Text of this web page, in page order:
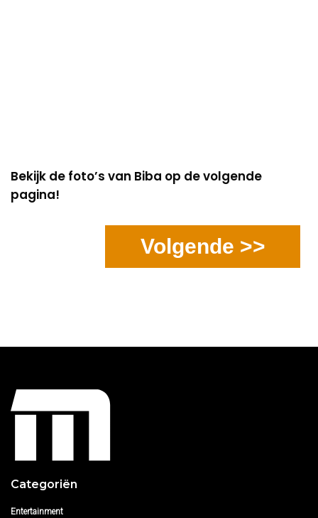
Bekijk de foto’s van Biba op de volgende
pagina!
Volgende >>
Categoriën
Entertainment